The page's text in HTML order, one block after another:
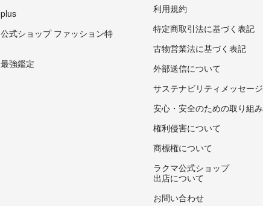
式ショップ ファッション特
強鑑定
利用規約
特定商取引法に基づく表記
古物営業法に基づく表記
外部送信について
サステナビリティメッセージ
安心・安全のための取り組み
権利侵害について
商標権について
ラクマ公式ショップ
出店について
お問い合わせ